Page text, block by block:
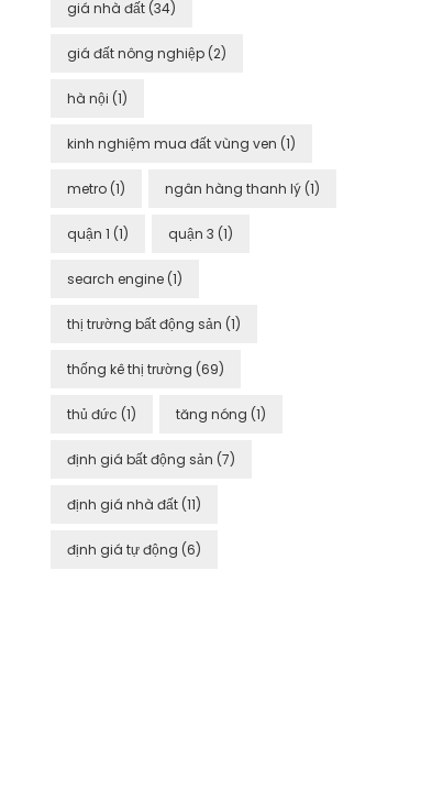
giá nhà đất (34)
giá đất nông nghiệp (2)
hà nội (1)
kinh nghiệm mua đất vùng ven (1)
metro (1) ngân hàng thanh lý (1)
quận 1 (1) quận 3 (1)
search engine (1)
thị trường bất động sản (1)
thống kê thị trường (69)
thủ đức (1) tăng nóng (1)
định giá bất động sản (7)
định giá nhà đất (11)
định giá tự động (6)